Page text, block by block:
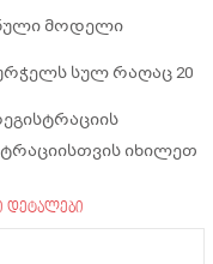
მოდელი
სულ რაღაც 20
იხილეთ
დეტალები